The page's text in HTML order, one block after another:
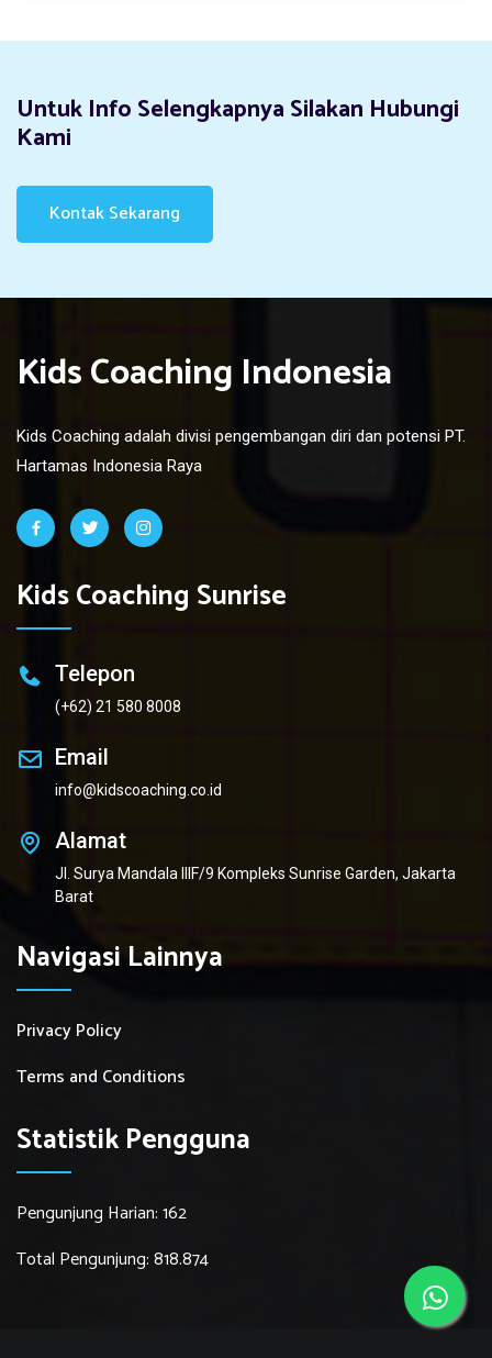
Untuk Info Selengkapnya Silakan Hubungi
Kami
Kontak Sekarang
Kids Coaching Indonesia
Kids Coaching adalah divisi pengembangan diri dan potensi PT.
Hartamas Indonesia Raya
Kids Coaching Sunrise
Telepon
(+62) 21 580 8008
Email
info@kidscoaching.co.id
Alamat
Jl. Surya Mandala IIIF/9 Kompleks Sunrise Garden, Jakarta
Barat
Navigasi Lainnya
Privacy Policy
Terms and Conditions
Statistik Pengguna
Pengunjung Harian: 162
Total Pengunjung: 818.874